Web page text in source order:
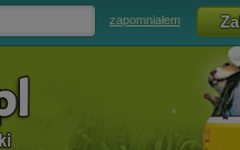
zapomniałem